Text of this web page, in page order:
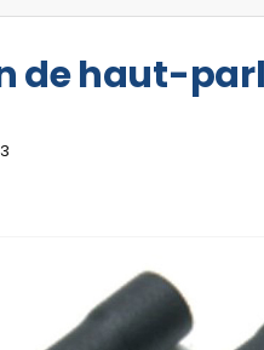
de haut-